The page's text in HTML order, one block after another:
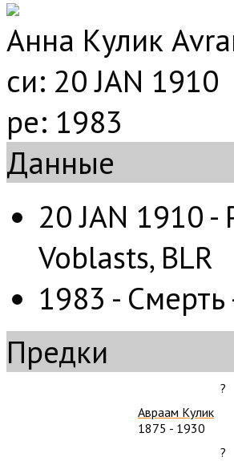
Анна Кулик
си: 20 JAN 1910
ре: 1983
Данные
20 JAN 1910
Voblasts, BLR
1983 - Смерть
Предки
?
Авраам Кулик
1875 - 1930
?